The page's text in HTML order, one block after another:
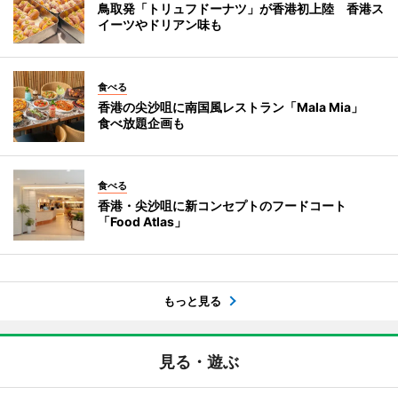
鳥取発「トリュフドーナツ」が香港初上陸 香港ス
イーツやドリアン味も
食べる
香港の尖沙咀に南国風レストラン「Mala Mia」
食べ放題企画も
食べる
香港・尖沙咀に新コンセプトのフードコート
「Food Atlas」
もっと見る
見る・遊ぶ